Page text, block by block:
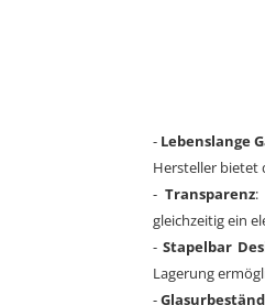
- Lebenslange
Hersteller bietet
- Transparenz:
gleichzeitig ein
- Stapelbar
Lagerung
-